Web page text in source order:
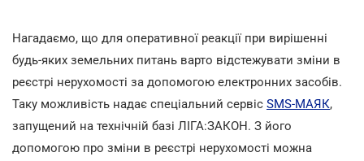
Нагадаємо, що для оперативної реакції при вирішенні
будь-яких земельних питань варто відстежувати зміни в
реєстрі нерухомості за допомогою електронних засобів.
Таку можливість надає спеціальний сервіс SMS-МАЯК,
запущений на технічній базі ЛІГА:ЗАКОН. З його
допомогою про зміни в реєстрі нерухомості можна